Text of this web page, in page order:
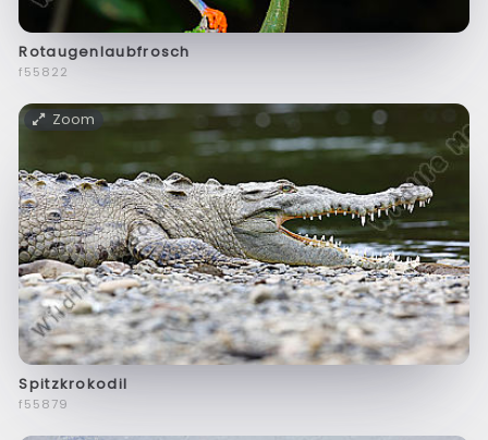
Rotaugenlaubfrosch
f55822
Zoom
Spitzkrokodil
f55879